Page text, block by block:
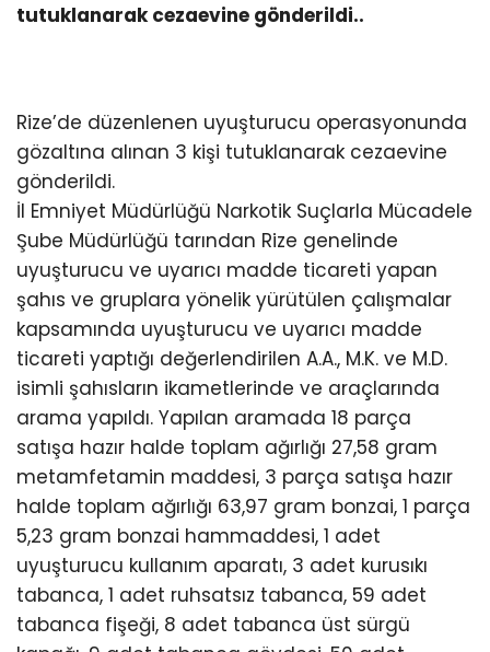
tutuklanarak cezaevine gönderildi..
Rize’de düzenlenen uyuşturucu operasyonunda
gözaltına alınan 3 kişi tutuklanarak cezaevine
gönderildi.
İl Emniyet Müdürlüğü Narkotik Suçlarla Mücadele
Şube Müdürlüğü tarından Rize genelinde
uyuşturucu ve uyarıcı madde ticareti yapan
şahıs ve gruplara yönelik yürütülen çalışmalar
kapsamında uyuşturucu ve uyarıcı madde
ticareti yaptığı değerlendirilen A.A., M.K. ve M.D.
isimli şahısların ikametlerinde ve araçlarında
arama yapıldı. Yapılan aramada 18 parça
satışa hazır halde toplam ağırlığı 27,58 gram
metamfetamin maddesi, 3 parça satışa hazır
halde toplam ağırlığı 63,97 gram bonzai, 1 parça
5,23 gram bonzai hammaddesi, 1 adet
uyuşturucu kullanım aparatı, 3 adet kurusıkı
tabanca, 1 adet ruhsatsız tabanca, 59 adet
tabanca fişeği, 8 adet tabanca üst sürgü